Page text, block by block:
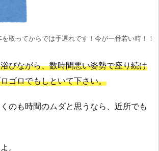
取ってからでは手遅れです！今が一番若い時！！
びながら、数時間悪い姿勢で座り続け
ゴロでもしといて下さい。
のも時間のムダと思うなら、近所でも
。